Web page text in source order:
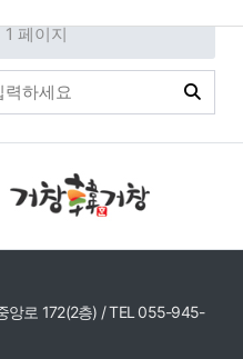
1 페이지
앙로 172(2층) / TEL 055-945-